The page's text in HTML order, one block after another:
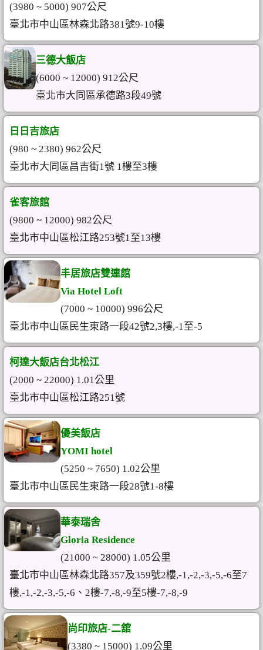
(3980 ~ 5000) 907公尺
臺北市中山區林森北路381號9-10樓
三德大飯店
(6000 ~ 12000) 912公尺
臺北市大同區承德路3段49號
日日吉旅店
(980 ~ 2380) 962公尺
臺北市大同區昌吉街1號 1樓至3樓
雀客旅館
(9800 ~ 12000) 982公尺
臺北市中山區松江路253號1至13樓
丰居旅店雙連館
Via Hotel Loft
(7000 ~ 10000) 996公尺
臺北市中山區民生東路一段42號2,3樓,-1至-5
柯達大飯店台北松江
(2000 ~ 22000) 1.01公里
臺北市中山區松江路251號
優美飯店
YOMI hotel
(5250 ~ 7650) 1.02公里
臺北市中山區民生東路一段28號1-8樓
華泰瑞舍
Gloria Residence
(21000 ~ 28000) 1.05公里
臺北市中山區林森北路357及359號2樓,-1,-2,-3,-5,-6至7
樓,-1,-2,-3,-5,-6、2樓-7,-8,-9至5樓-7,-8,-9
尚印旅店-二舘
(3380 ~ 15000) 1.09公里